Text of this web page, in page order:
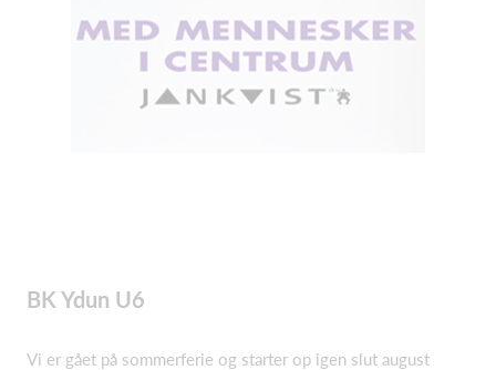
BK Ydun U6
Vi er gået på sommerferie og starter op igen slut august